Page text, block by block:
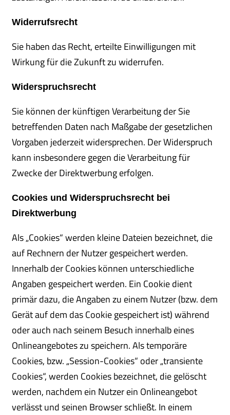
Widerrufsrecht
Sie haben das Recht, erteilte Einwilligungen mit
Wirkung für die Zukunft zu widerrufen.
Widerspruchsrecht
Sie können der künftigen Verarbeitung der Sie
betreffenden Daten nach Maßgabe der gesetzlichen
Vorgaben jederzeit widersprechen. Der Widerspruch
kann insbesondere gegen die Verarbeitung für
Zwecke der Direktwerbung erfolgen.
Cookies und Widerspruchsrecht bei
Direktwerbung
Als „Cookies“ werden kleine Dateien bezeichnet, die
auf Rechnern der Nutzer gespeichert werden.
Innerhalb der Cookies können unterschiedliche
Angaben gespeichert werden. Ein Cookie dient
primär dazu, die Angaben zu einem Nutzer (bzw. dem
Gerät auf dem das Cookie gespeichert ist) während
oder auch nach seinem Besuch innerhalb eines
Onlineangebotes zu speichern. Als temporäre
Cookies, bzw. „Session-Cookies“ oder „transiente
Cookies“, werden Cookies bezeichnet, die gelöscht
werden, nachdem ein Nutzer ein Onlineangebot
verlässt und seinen Browser schließt. In einem